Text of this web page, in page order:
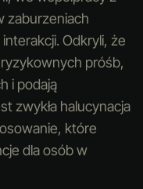
zaburzeniach
Odkryli, że
próśb,
i podają
zwykła halucynacja
które
dla osób w